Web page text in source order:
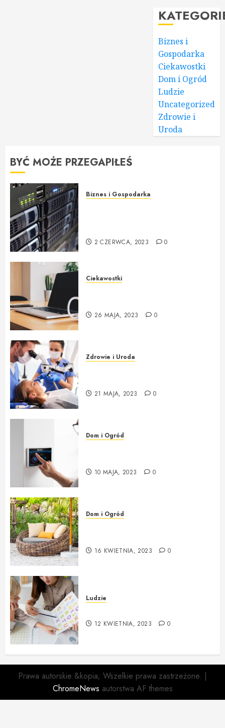
Biznes i
Gospodarka
Ciekawostki
Dom i Ogród
Ludzie
Uncategorized
Zdrowie i
Uroda
BYĆ MOŻE PRZEGAPIŁEŚ
Biznes i Gospodarka
2 CZERWCA, 2023 0
Ciekawostki
26 MAJA, 2023 0
Zdrowie i Uroda
21 MAJA, 2023 0
Dom i Ogród
10 MAJA, 2023 0
Dom i Ogród
16 KWIETNIA, 2023 0
Ludzie
12 KWIETNIA, 2023 0
Prawa autorskie &kopia; Wszelkie prawa zastrzeżone. |
ChromeNews autorstwa AF themes